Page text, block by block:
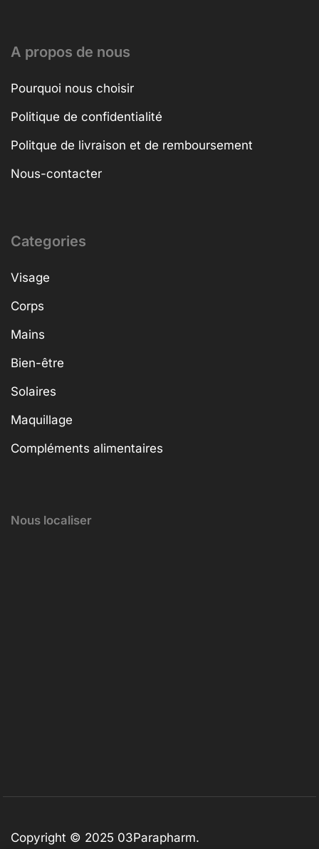
A propos de nous
Pourquoi nous choisir
Politique de confidentialité
Politque de livraison et de remboursement
Nous-contacter
Categories
Visage
Corps
Mains
Bien-être
Solaires
Maquillage
Compléments alimentaires
Nous localiser
Copyright © 2025 03Parapharm.